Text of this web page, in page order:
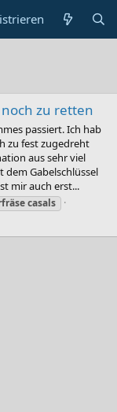
zu retten
passiert. Ich hab
zu fest zugedreht
aus sehr viel
dem Gabelschlüssel
mir auch erst...
casals